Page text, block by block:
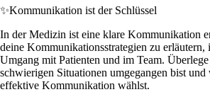
✨Kommunikation ist der Schlüssel
In der Medizin ist eine klare Kommunikation
deine Kommunikationsstrategien zu erläutern,
Umgang mit Patienten und im Team.
schwierigen Situationen umgegangen bist
effektive Kommunikation wählst.